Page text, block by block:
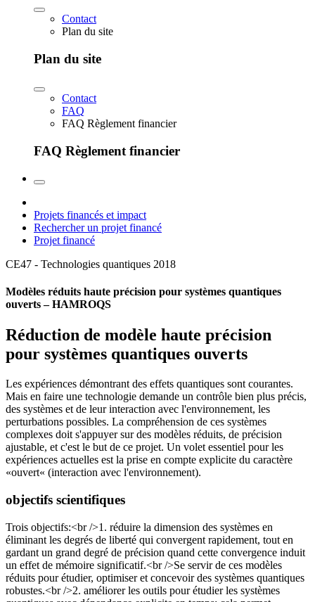
Contact
Plan du site
Plan du site
Contact
FAQ
FAQ Règlement financier
FAQ Règlement financier
Projets financés et impact
Rechercher un projet financé
Projet financé
CE47 - Technologies quantiques 2018
Modèles réduits haute précision pour systèmes quantiques
ouverts – HAMROQS
Réduction de modèle haute précision
pour systèmes quantiques ouverts
Les expériences démontrant des effets quantiques sont courantes.
Mais en faire une technologie demande un contrôle bien plus précis,
des systèmes et de leur interaction avec l'environnement, les
perturbations possibles. La compréhension de ces systèmes
complexes doit s'appuyer sur des modèles réduits, de précision
ajustable, et c'est le but de ce projet. Un volet essentiel pour les
expériences actuelles est la prise en compte explicite du caractère
«ouvert« (interaction avec l'environnement).
objectifs scientifiques
Trois objectifs:<br />1. réduire la dimension des systèmes en
éliminant les degrés de liberté qui convergent rapidement, tout en
gardant un grand degré de précision quand cette convergence induit
un effet de mémoire significatif.<br />Se servir de ces modèles
réduits pour étudier, optimiser et concevoir des systèmes quantiques
robustes.<br />2. améliorer les outils pour étudier les systèmes